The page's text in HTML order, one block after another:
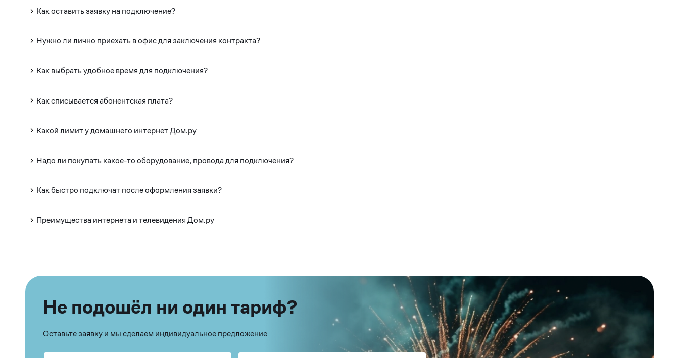
Как оставить заявку на подключение?
Нужно ли лично приехать в офис для заключения контракта?
Как выбрать удобное время для подключения?
Как списывается абонентская плата?
Какой лимит у домашнего интернет Дом.ру
Надо ли покупать какое-то оборудование, провода для подключения?
Как быстро подключат после оформления заявки?
Преимущества интернета и телевидения Дом.ру
Не подошёл ни один тариф?
Оставьте заявку и мы сделаем индивидуальное предложение